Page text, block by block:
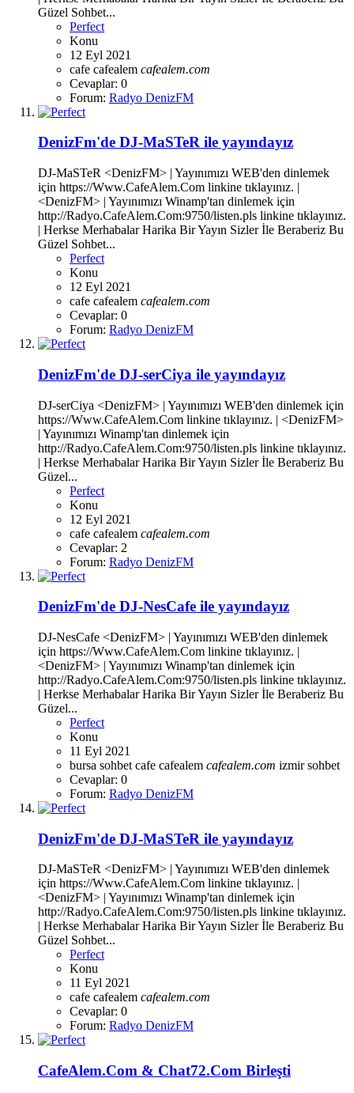
Güzel Sohbet...
Perfect
Konu
12 Eyl 2021
cafe cafealem cafealem.com
Cevaplar: 0
Forum: Radyo DenizFM
DenizFm'de DJ-MaSTeR ile yayındayız
DJ-MaSTeR <DenizFM> | Yayınımızı WEB'den dinlemek
için https://Www.CafeAlem.Com linkine tıklayınız. |
<DenizFM> | Yayınımızı Winamp'tan dinlemek için
http://Radyo.CafeAlem.Com:9750/listen.pls linkine tıklayınız.
| Herkse Merhabalar Harika Bir Yayın Sizler İle Beraberiz Bu
Güzel Sohbet...
Perfect
Konu
12 Eyl 2021
cafe cafealem cafealem.com
Cevaplar: 0
Forum: Radyo DenizFM
DenizFm'de DJ-serCiya ile yayındayız
DJ-serCiya <DenizFM> | Yayınımızı WEB'den dinlemek için
https://Www.CafeAlem.Com linkine tıklayınız. | <DenizFM>
| Yayınımızı Winamp'tan dinlemek için
http://Radyo.CafeAlem.Com:9750/listen.pls linkine tıklayınız.
| Herkse Merhabalar Harika Bir Yayın Sizler İle Beraberiz Bu
Güzel...
Perfect
Konu
12 Eyl 2021
cafe cafealem cafealem.com
Cevaplar: 2
Forum: Radyo DenizFM
DenizFm'de DJ-NesCafe ile yayındayız
DJ-NesCafe <DenizFM> | Yayınımızı WEB'den dinlemek
için https://Www.CafeAlem.Com linkine tıklayınız. |
<DenizFM> | Yayınımızı Winamp'tan dinlemek için
http://Radyo.CafeAlem.Com:9750/listen.pls linkine tıklayınız.
| Herkse Merhabalar Harika Bir Yayın Sizler İle Beraberiz Bu
Güzel...
Perfect
Konu
11 Eyl 2021
bursa sohbet cafe cafealem cafealem.com izmir sohbet
Cevaplar: 0
Forum: Radyo DenizFM
DenizFm'de DJ-MaSTeR ile yayındayız
DJ-MaSTeR <DenizFM> | Yayınımızı WEB'den dinlemek
için https://Www.CafeAlem.Com linkine tıklayınız. |
<DenizFM> | Yayınımızı Winamp'tan dinlemek için
http://Radyo.CafeAlem.Com:9750/listen.pls linkine tıklayınız.
| Herkse Merhabalar Harika Bir Yayın Sizler İle Beraberiz Bu
Güzel Sohbet...
Perfect
Konu
11 Eyl 2021
cafe cafealem cafealem.com
Cevaplar: 0
Forum: Radyo DenizFM
CafeAlem.Com & Chat72.Com Birleşti